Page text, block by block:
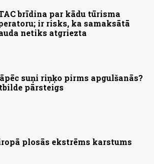
brīdina par kādu tūrisma
ir risks, ka samaksātā
netiks atgriezta
suņi riņķo pirms apgulšanās?
pārsteigs
plosās ekstrēms karstums